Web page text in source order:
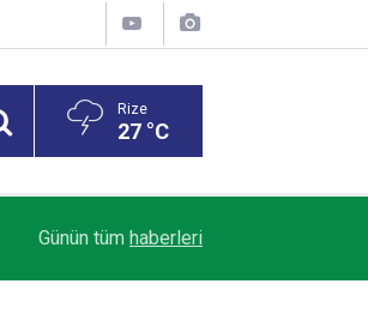
Rize
27 °C
Günün tüm haberleri